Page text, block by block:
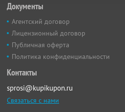
Документы
Агентский договор
Лицензионный договор
Публичная оферта
Политика конфиденциальности
Контакты
sprosi@kupikupon.ru
Связаться с нами